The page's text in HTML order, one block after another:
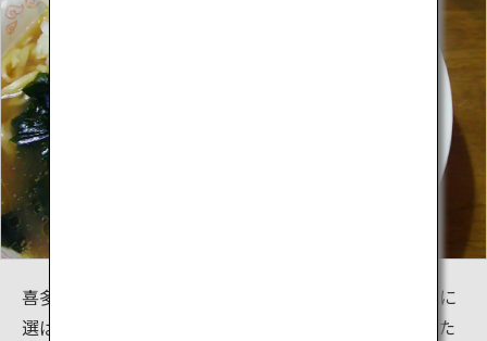
喜多方市内の地下水・水道水は、「平成の名水百選」に
選ばれている熱塩の「栂峰渓流水」を多く含んでいるた